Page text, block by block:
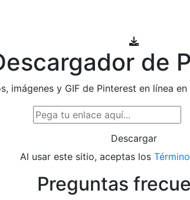
de
imágenes y GIF de Pinterest en línea
Descargar
Al usar este sitio, aceptas los
Preguntas